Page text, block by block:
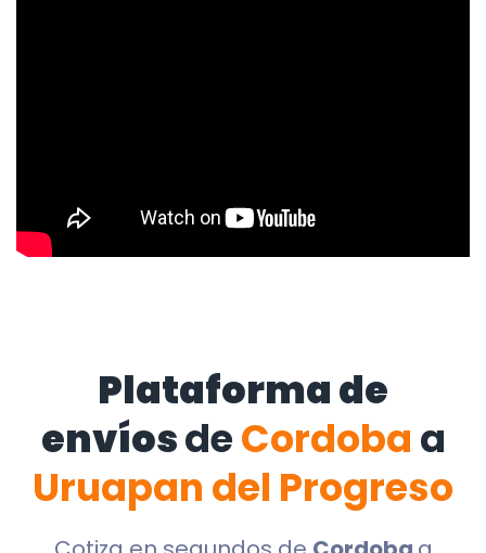
Plataforma de
envíosdeCordoba a
Uruapan del Progreso